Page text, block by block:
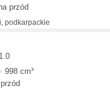
przód
podkarpackie
998 cm³